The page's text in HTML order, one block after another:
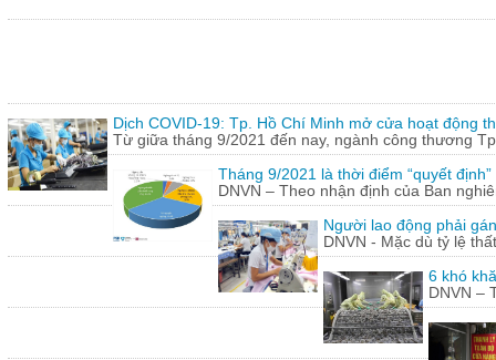
Dịch COVID-19: Tp. Hồ Chí Minh mở cửa hoạt động
Từ giữa tháng 9/2021 đến nay, ngành công thương
Tháng 9/2021 là thời điểm “quyết
DNVN – Theo nhận định của Ban
Người lao động phải
DNVN - Mặc dù tỷ lệ
6 khó
DNVN –